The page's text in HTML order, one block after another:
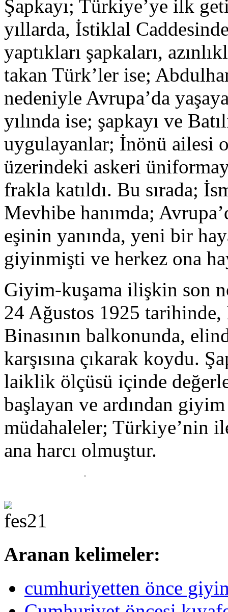
Şapkayı; Türkiye’ye ilk
yıllarda, İstiklal
yaptıkları şapkaları,
takan Türk’ler ise;
nedeniyle Avrupa’da
yılında ise; şapkayı ve
uygulayanlar; İnönü ailesi
üzerindeki askeri
frakla katıldı. Bu sırada;
Mevhibe hanımda;
eşinin yanında, yeni bir
giyinmişti ve herkez ona
Giyim-kuşama ilişkin son
24 Ağustos 1925 tarihinde,
Binasının balkonunda,
karşısına çıkarak koydu.
laiklik ölçüsü içinde
başlayan ve ardından
müdahaleler; Türkiye’nin
ana harcı olmuştur.
Aranan kelimeler:
cumhuriyetten önce